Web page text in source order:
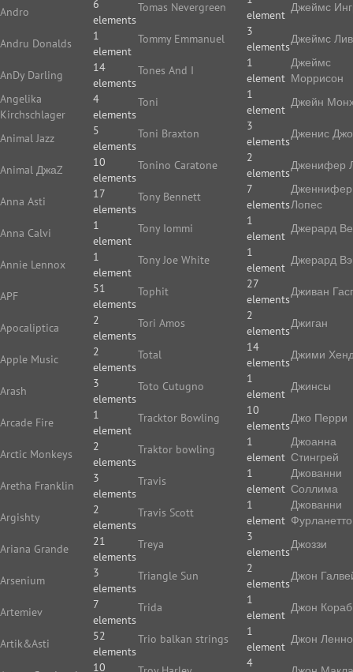
Andro
6
elements
Andru Donalds
1
element
AnDy Darling
14
elements
Angelika
Kirchschlager
4
elements
Animal Jazz
5
elements
Animal ДжаZ
10
elements
Anna Asti
17
elements
Anna Calvi
1
element
Annie Lennox
1
element
APF
51
elements
Apocaliptica
2
elements
Apple Music
2
elements
Arash
3
elements
Arcade Fire
1
element
Arctic Monkeys
2
elements
Aretha Franklin
3
elements
Argishty
2
elements
Ariana Grande
21
elements
Arsenium
3
elements
Artemiev
7
elements
Artik&Asti
52
elements
10
Tomas Nevergreen
element
Tommy Emmanuel
3
elements
Tones And I
1
element
Toni
1
element
Toni Braxton
3
elements
Tonino Caratone
2
elements
Tony Bennett
7
elements
Tony Iommi
1
element
Tony Joe White
1
element
Tophit
27
elements
Tori Amos
2
elements
Total
14
elements
Toto Cutugno
1
element
Tracktor Bowling
10
elements
Traktor bowling
1
element
Travis
1
element
Travis Scott
1
element
Treya
3
elements
Triangle Sun
2
elements
Trida
1
element
Trio balkan strings
1
element
4
Джеймс
Джеймс
Джеймс
Моррисон
Джейн
Дженис
Дженифер
Дженнифер
Лопес
Джерард
Джерард
Дживан
Джиган
Джими
Джинсы
Джо Перри
Джоанна
Стингрей
Джованни
Соллима
Джованни
Фурланетто
Джоззи
Джон
Джон
Джон